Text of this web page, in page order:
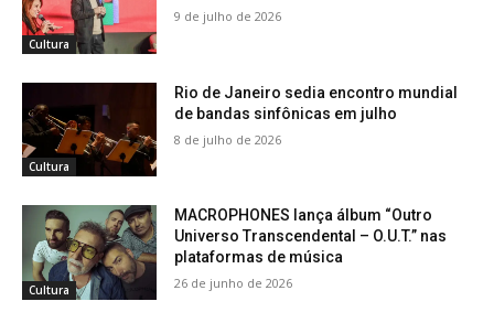
Cultura
9 de julho de 2026
Cultura
Rio de Janeiro sedia encontro mundial
de bandas sinfônicas em julho
8 de julho de 2026
Cultura
MACROPHONES lança álbum “Outro
Universo Transcendental – O.U.T.” nas
plataformas de música
26 de junho de 2026